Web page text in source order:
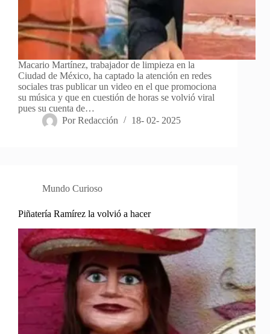
Macario Martínez, trabajador de limpieza en la
Ciudad de México, ha captado la atención en redes
sociales tras publicar un video en el que promociona
su música y que en cuestión de horas se volvió viral
pues su cuenta de…
Por Redacción 18- 02- 2025
Mundo Curioso
Piñatería Ramírez la volvió a hacer